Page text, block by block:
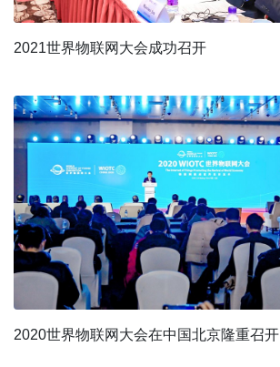
2021世界物联网大会成功召开
2020世界物联网大会在中国北京隆重召开